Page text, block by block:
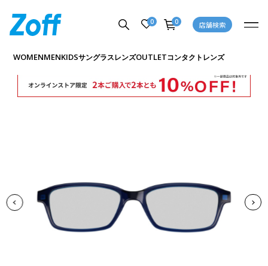
0 0 店舗検索
WOMENMENKIDSサングラスレンズOUTLETコンタクトレンズ
商品詳細ページへ